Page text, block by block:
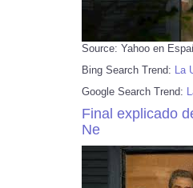
Source: Yahoo en
Bing Search Trend: La
Google Search Trend:
Final explicado
Ne